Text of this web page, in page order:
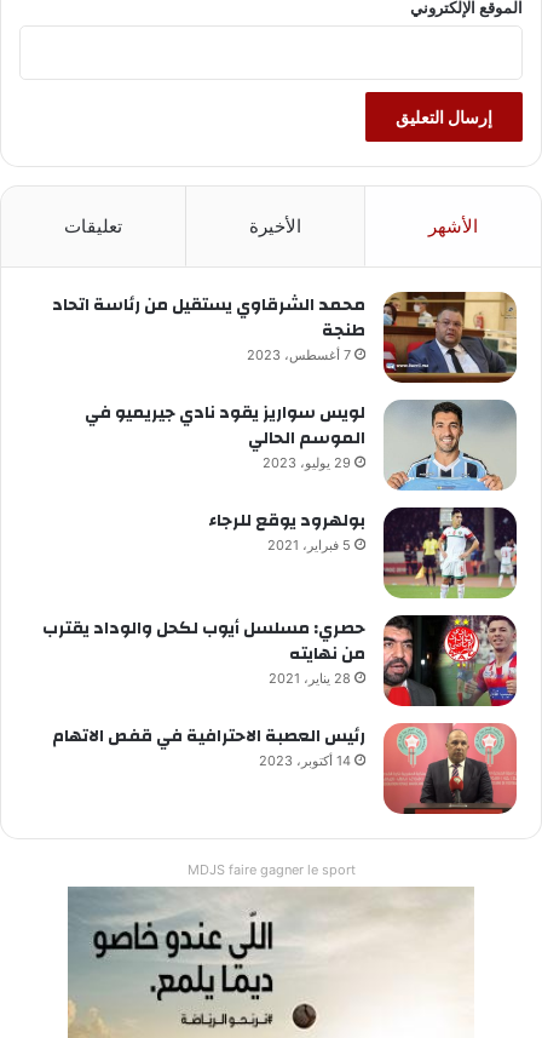
الموقع الإلكتروني
الأشهر الأخيرة تعليقات
محمد الشرقاوي يستقيل من رئاسة اتحاد
طنجة
7 أغسطس، 2023
لويس سواريز يقود نادي جيريميو في
الموسم الحالي
29 يوليو، 2023
بولهرود يوقع للرجاء
5 فبراير، 2021
حصري: مسلسل أيوب لكحل والوداد يقترب
من نهايته
28 يناير، 2021
رئيس العصبة الاحترافية في قفص الاتهام
14 أكتوبر، 2023
MDJS faire gagner le sport